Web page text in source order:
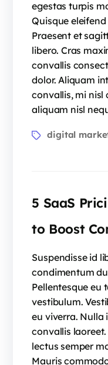
egestas turpis
Quisque
Praesent et
libero. Cras
convallis
dolor. Aliquam
convallis, mi nisl
aliquam nisl
digital
5 SaaS
to Boost
Suspendisse id
condimentum
Pellentesque eu
vestibulum.
eu viverra. Nulla
convallis
lectus semper
Mauris